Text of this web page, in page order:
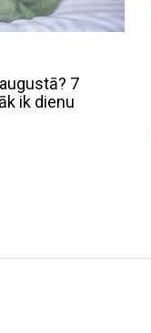
7
ik dienu